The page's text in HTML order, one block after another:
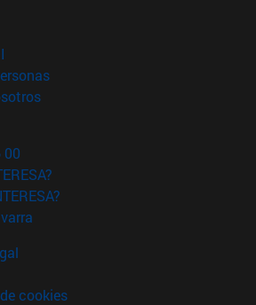
nueva ventana)
(abre en nueva ventana)
(abre en nueva ventana)
00
cookies